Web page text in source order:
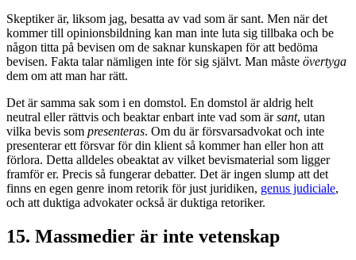
Skeptiker är, liksom jag, besatta av vad som är sant. Men när det
kommer till opinionsbildning kan man inte luta sig tillbaka och be
någon titta på bevisen om de saknar kunskapen för att bedöma
bevisen. Fakta talar nämligen inte för sig självt. Man måste övertyga
dem om att man har rätt.
Det är samma sak som i en domstol. En domstol är aldrig helt
neutral eller rättvis och beaktar enbart inte vad som ärsant, utan
vilka bevis som presenteras. Om du är försvarsadvokat och inte
presenterar ett försvar för din klient så kommer han eller hon att
förlora. Detta alldeles obeaktat av vilket bevismaterial som ligger
framför er. Precis så fungerar debatter. Det är ingen slump att det
finns en egen genre inom retorik för just juridiken, genus judiciale,
och att duktiga advokater också är duktiga retoriker.
15. Massmedier är inte vetenskap